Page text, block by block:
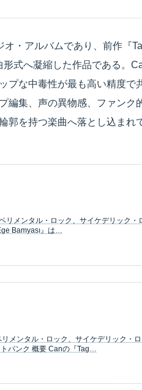
・アルバムであり、前作『
式へ凝縮した作品である。
プな中毒性が最も高い精度で
編集、声の異物感、ファンク
郭を持つ楽曲へ落とし込まれ
リメンタル・ロック、サイケデリック・
Bamyası』は…
メンタル・ロック、サイケデリック・ロ
パンク 概要 Canの『Tag…